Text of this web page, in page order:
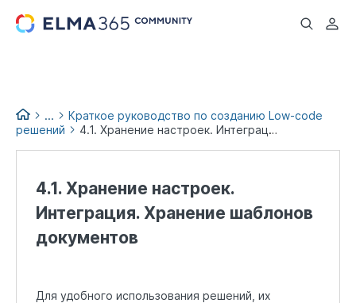
...
...
Краткое руководство по созданию Low-code
решений
4.1. Хранение настроек. Интеграция. Хранение шаблонов документов
4.1. Хранение настроек.
Интеграция. Хранение шаблонов
документов
Для удобного использования решений, их